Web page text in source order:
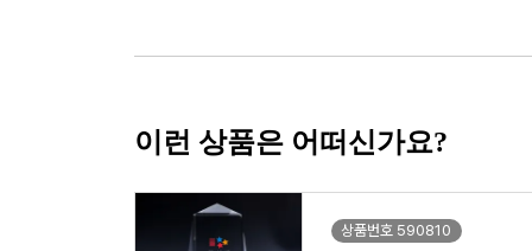
이런 상품은 어떠신가요?
상품번호 590810